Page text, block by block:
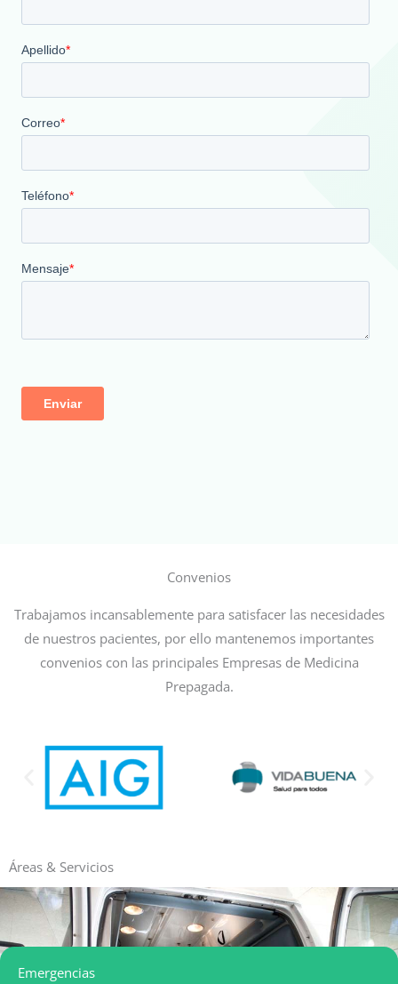
Convenios
Trabajamos incansablemente para satisfacer las necesidades
de nuestros pacientes, por ello mantenemos importantes
convenios con las principales Empresas de Medicina
Prepagada.
Áreas & Servicios
Emergencias